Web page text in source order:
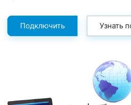
Подключить Узнать